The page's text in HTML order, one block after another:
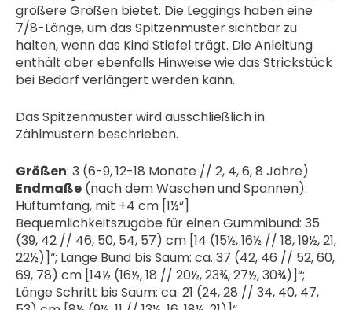
größere Größen bietet. Die Leggings haben eine
7/8-Länge, um das Spitzenmuster sichtbar zu
halten, wenn das Kind Stiefel trägt. Die Anleitung
enthält aber ebenfalls Hinweise wie das Strickstück
bei Bedarf verlängert werden kann.
Das Spitzenmuster wird ausschließlich in
Zählmustern beschrieben.
Größen: 3 (6-9, 12-18 Monate // 2, 4, 6, 8 Jahre)
Endmaße (nach dem Waschen und Spannen):
Hüftumfang, mit +4 cm [1½“]
Bequemlichkeitszugabe für einen Gummibund: 35
(39, 42 // 46, 50, 54, 57) cm [14 (15½, 16½ // 18, 19½, 21,
22½)]“; Länge Bund bis Saum: ca. 37 (42, 46 // 52, 60,
69, 78) cm [14½ (16½, 18 // 20½, 23¾, 27½, 30¾)]“;
Länge Schritt bis Saum: ca. 21 (24, 28 // 34, 40, 47,